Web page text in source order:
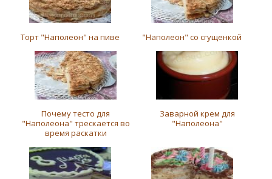
Торт "Наполеон" на пиве "Наполеон" со сгущенкой
Почему тесто для
"Наполеона" трескается во
время раскатки
Заварной крем для
"Наполеона"